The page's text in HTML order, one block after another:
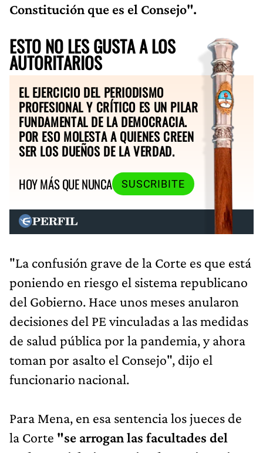
Constitución que es el Consejo".
ESTO NO LES GUSTA A LOS
AUTORITARIOS
EL EJERCICIO DEL PERIODISMO
PROFESIONAL Y CRÍTICO ES UN PILAR
FUNDAMENTAL DE LA DEMOCRACIA.
POR ESO MOLESTA A QUIENES CREEN
SER LOS DUEÑOS DE LA VERDAD.
HOY MÁS QUE NUNCA
SUSCRIBITE
"La confusión grave de la Corte es que está
poniendo en riesgo el sistema republicano
del Gobierno. Hace unos meses anularon
decisiones del PE vinculadas a las medidas
de salud pública por la pandemia, y ahora
toman por asalto el Consejo", dijo el
funcionario nacional.
Para Mena, en esa sentencia los jueces de
la Corte "se arrogan las facultades del